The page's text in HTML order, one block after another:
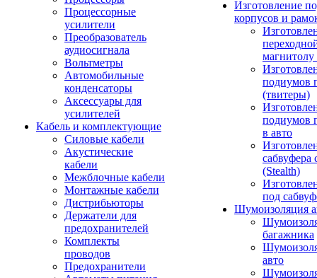
Процессорные
усилители
Преобразователь
аудиосигнала
Вольтметры
Автомобильные
конденсаторы
Аксессуары для
усилителей
Кабель и комплектующие
Силовые кабели
Акустические
кабели
Межблочные кабели
Монтажные кабели
Дистрибьюторы
Держатели для
предохранителей
Комплекты
проводов
Предохранители
Изготовление
корпусов и
подиумов
(твитеры)
подиумов
в авто
сабвуфера
(Stealth)
под
Шумоизоляция
багажника
авто